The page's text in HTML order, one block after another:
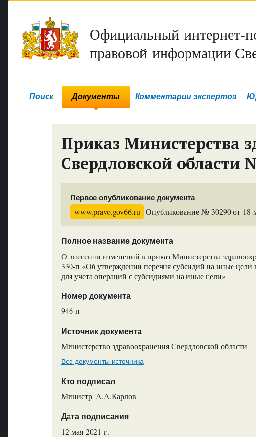
Официальный интернет-
правовой информации
Поиск Документы Комментарии экспертов
Приказ Министерства
Свердловской области
Первое опубликование документа
www.pravo.gov66.ru Опубликование № 30290 от 18
Полное название документа
О внесении изменений в приказ Министерства
330-п «Об утверждении перечня субсидий на иные цели
для учета операций с субсидиями на иные цели»
Номер документа
946-п
Источник документа
Министерство здравоохранения Свердловской области
Все документы источника
Кто подписал
Министр, А.А.Карлов
Дата подписания
12 мая 2021 г.